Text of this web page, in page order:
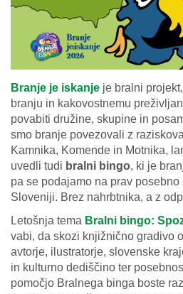
Branje je iskanje je bralni
branju in kakovostnemu
povabiti družine, skupine in
smo branje povezovali z
Kamnika, Komende in Motnika,
uvedli tudi bralni bingo, ki je
pa se podajamo na prav
Sloveniji. Brez nahrbtnika, a z
Letošnja tema Bralni bingo:
vabi, da skozi knjižnično gradivo
avtorje, ilustratorje, slovenske
in kulturno dediščino ter
pomočjo Bralnega binga boste